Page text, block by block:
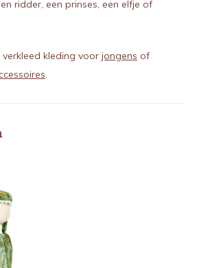
ridder, een prinses, een elfje of
verkleed kleding voor jongens of
.